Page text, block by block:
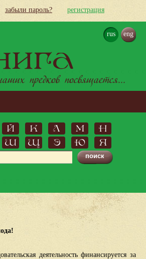
забыли пароль? регистрация
rus eng
предков посвящается...
Й К Л М
Н
Ш Щ Э Ю Я
деятельность финансируется за